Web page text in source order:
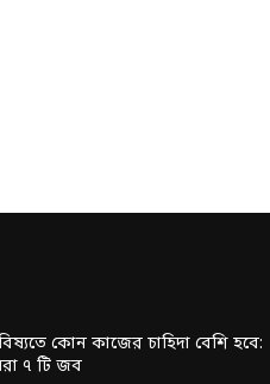
কোন কাজের চাহিদা বেশি হবে:
৭ টি জব